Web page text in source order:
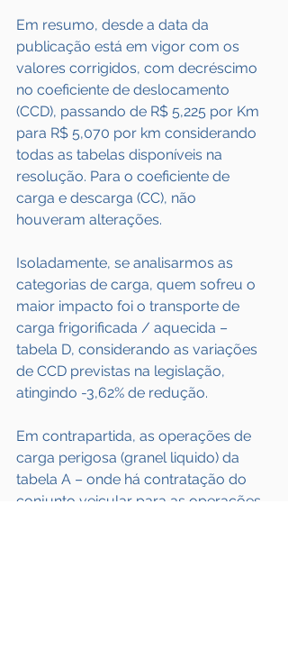
Em resumo, desde a data da
publicação está em vigor com os
valores corrigidos, com decréscimo
no coeficiente de deslocamento
(CCD), passando de R$ 5,225 por Km
para R$ 5,070 por km considerando
todas as tabelas disponíveis na
resolução. Para o coeficiente de
carga e descarga (CC), não
houveram alterações.
Isoladamente, se analisarmos as
categorias de carga, quem sofreu o
maior impacto foi o transporte de
carga frigorificada / aquecida –
tabela D, considerando as variações
de CCD previstas na legislação,
atingindo -3,62% de redução.
Em contrapartida, as operações de
carga perigosa (granel liquido) da
tabela A – onde há contratação do
conjunto veicular para as operações